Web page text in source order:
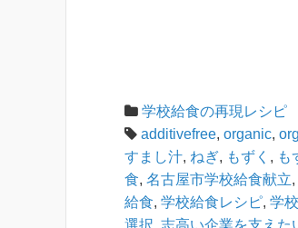
学校給食の再現レシピ
additivefree, organic,
すまし汁, ねぎ, もずく , も
食, 名古屋市学校給食献立,
給食, 学校給食レシピ, 学